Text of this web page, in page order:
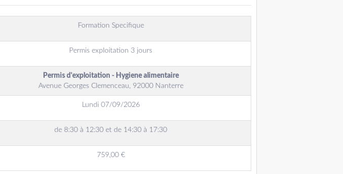
Formation Specifique
Permis exploitation 3 jours
Permis d'exploitation - Hygiene alimentaire
Avenue Georges Clemenceau, 92000 Nanterre
Lundi 07/09/2026
de 8:30 à 12:30 et de 14:30 à 17:30
759,00 €